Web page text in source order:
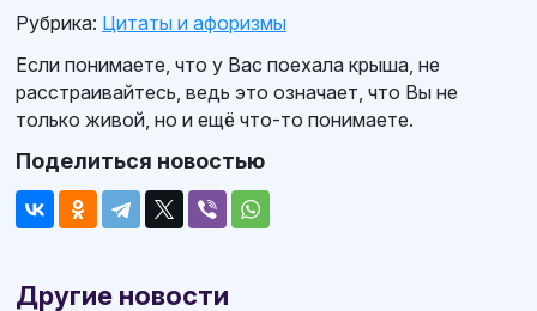
Рубрика: Цитаты и афоризмы
Если понимаете, что у Вас поехала крыша, не
расстраивайтесь, ведь это означает, что Вы не
только живой, но и ещё что-то понимаете.
Поделиться новостью
Другие новости